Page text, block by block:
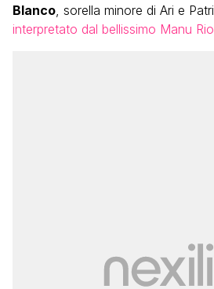
Blanco, sorella minore di Ari e
interpretato dal bellissimo Manu